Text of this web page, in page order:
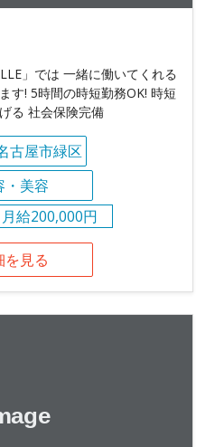
」では 一緒に働いてくれる
す! 5時間の時短勤務OK! 時短
る 社会保険完備
古屋市緑区
・美容
月給200,000円
を見る